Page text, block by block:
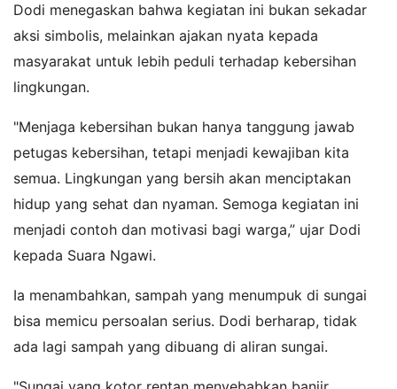
Dodi menegaskan bahwa kegiatan ini bukan sekadar
aksi simbolis, melainkan ajakan nyata kepada
masyarakat untuk lebih peduli terhadap kebersihan
lingkungan.
"Menjaga kebersihan bukan hanya tanggung jawab
petugas kebersihan, tetapi menjadi kewajiban kita
semua. Lingkungan yang bersih akan menciptakan
hidup yang sehat dan nyaman. Semoga kegiatan ini
menjadi contoh dan motivasi bagi warga,” ujar Dodi
kepada Suara Ngawi.
Ia menambahkan, sampah yang menumpuk di sungai
bisa memicu persoalan serius. Dodi berharap, tidak
ada lagi sampah yang dibuang di aliran sungai.